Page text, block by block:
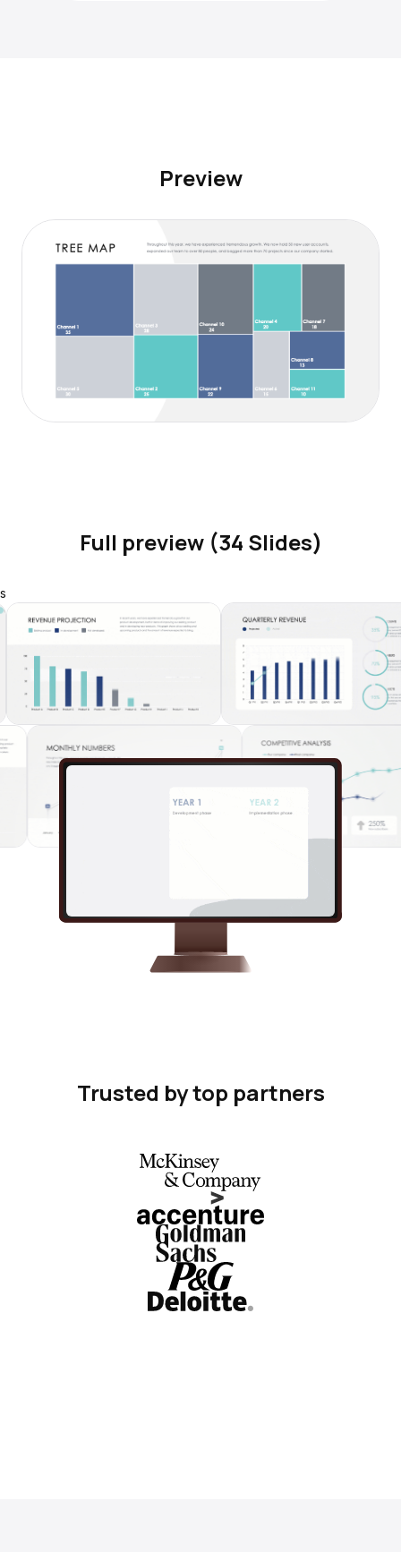
Preview
Full preview (34 Slides)
s
Trusted by top partners